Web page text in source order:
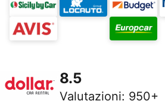
8.5
Valutazioni: 950+